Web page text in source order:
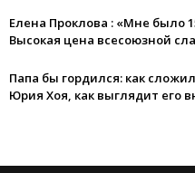
Елена Проклова : «Мне было
Высокая цена всесоюзной
Папа бы гордился: как
Юрия Хоя, как выглядит его